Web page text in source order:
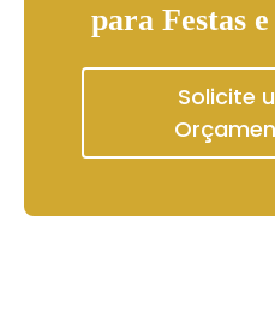
para Festas
Solicite